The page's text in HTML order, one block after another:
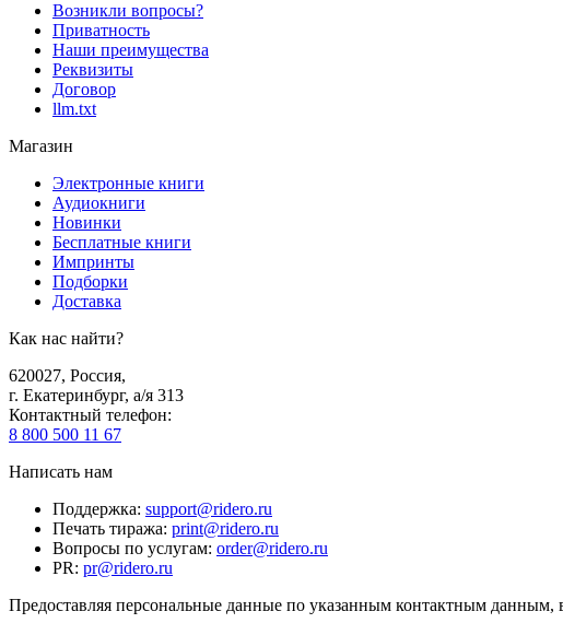
Возникли вопросы?
Приватность
Наши преимущества
Реквизиты
Договор
llm.txt
Магазин
Электронные книги
Аудиокниги
Новинки
Бесплатные книги
Импринты
Подборки
Доставка
Как нас найти?
620027, Россия,
г. Екатеринбург, а/я 313
Контактный телефон:
8 800 500 11 67
Написать нам
Поддержка: support@ridero.ru
Печать тиража: print@ridero.ru
Вопросы по услугам: order@ridero.ru
PR: pr@ridero.ru
Предоставляя персональные данные по указанным контактным данным,